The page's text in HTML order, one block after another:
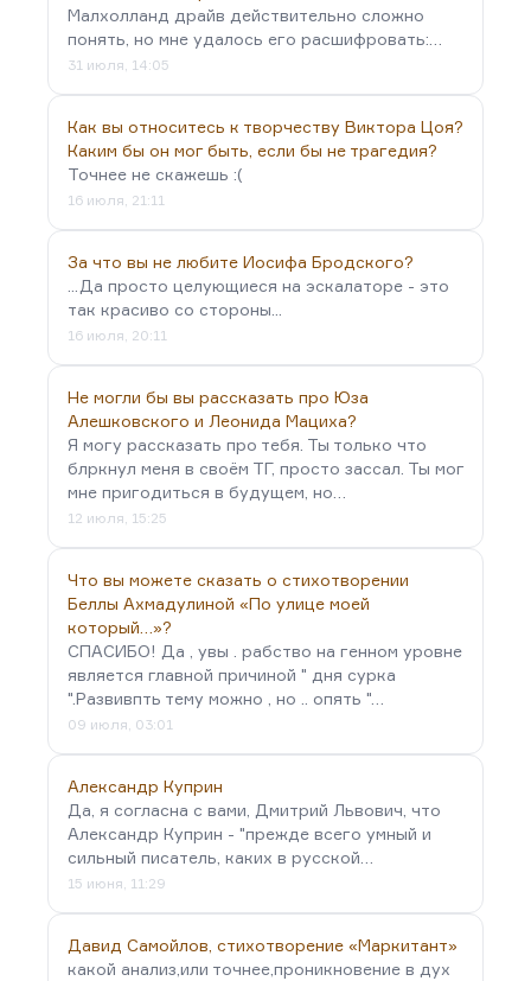
Малхолланд драйв действительно сложно
понять, но мне удалось его расшифровать:…
31 июля, 14:05
Как вы относитесь к творчеству Виктора Цоя?
Каким бы он мог быть, если бы не трагедия?
Точнее не скажешь :(
16 июля, 21:11
За что вы не любите Иосифа Бродского?
...Да просто целующиеся на эскалаторе - это
так красиво со стороны...
16 июля, 20:11
Не могли бы вы рассказать про Юза
Алешковского и Леонида Мациха?
Я могу рассказать про тебя. Ты только что
блркнул меня в своём ТГ, просто зассал. Ты мог
мне пригодиться в будущем, но…
12 июля, 15:25
Что вы можете сказать о стихотворении
Беллы Ахмадулиной «По улице моей
который…»?
СПАСИБО! Да , увы . рабство на генном уровне
является главной причиной " дня сурка
".Развивпть тему можно , но .. опять "…
09 июля, 03:01
Александр Куприн
Да, я согласна с вами, Дмитрий Львович, что
Александр Куприн - "прежде всего умный и
сильный писатель, каких в русской…
15 июня, 11:29
Давид Самойлов, стихотворение «Маркитант»
какой анализ,или точнее,проникновение в дух